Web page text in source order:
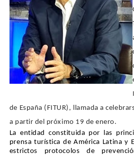
de España (FITUR), llamada a
a partir del próximo 19 de enero.
La entidad constituida por las
prensa turística de América Latina y
estrictos protocolos de